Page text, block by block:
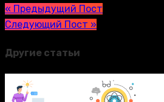
« Предыдущий Пост
Следующий Пост »
Другие статьи